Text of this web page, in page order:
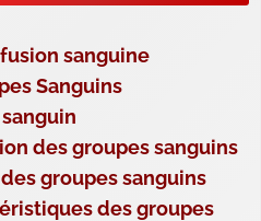
sanguine
Sanguins
des groupes sanguins
groupes sanguins
des groupes